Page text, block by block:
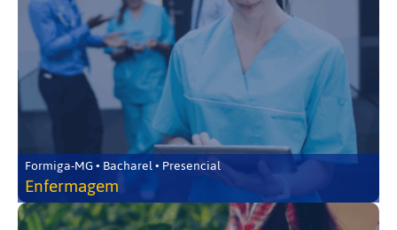
Formiga-MG • Bacharel • Presencial
Enfermagem